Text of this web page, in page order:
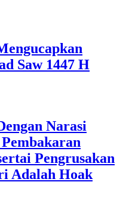
Saw 1447 H
Narasi
Pengrusakan
Adalah Hoak